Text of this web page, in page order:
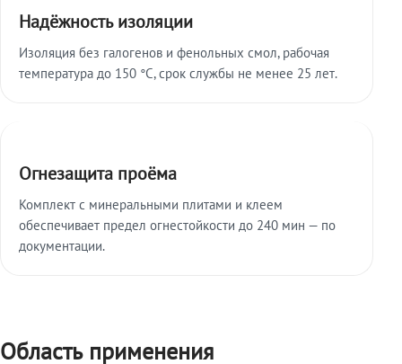
Надёжность изоляции
Изоляция без галогенов и фенольных смол, рабочая
температура до 150 °C, срок службы не менее 25 лет.
Огнезащита проёма
Комплект с минеральными плитами и клеем
обеспечивает предел огнестойкости до 240 мин — по
документации.
Область применения